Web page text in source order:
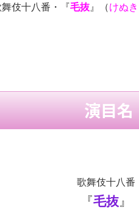
伎十八番・『毛抜』（けぬき
演目名
歌舞伎十八番
『毛抜』